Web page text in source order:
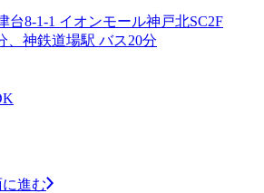
台8-1-1 イオンモール神戸北SC2F
、神鉄道場駅 バス20分
進む